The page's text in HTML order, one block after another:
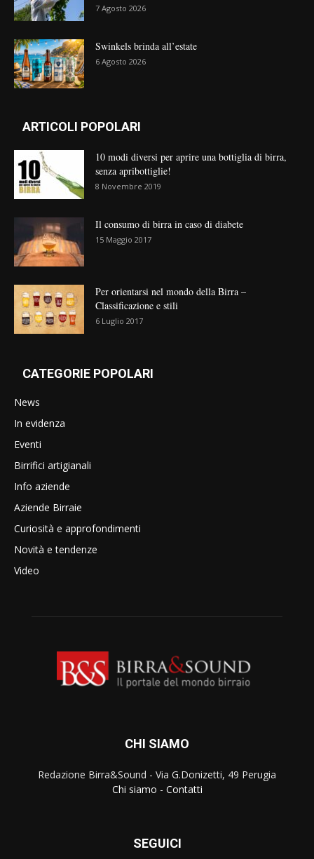
7 Agosto 2026
Swinkels brinda all’estate
6 Agosto 2026
ARTICOLI POPOLARI
10 modi diversi per aprire una bottiglia di birra,
senza apribottiglie!
8 Novembre 2019
Il consumo di birra in caso di diabete
15 Maggio 2017
Per orientarsi nel mondo della Birra –
Classificazione e stili
6 Luglio 2017
CATEGORIE POPOLARI
News
In evidenza
Eventi
Birrifici artigianali
Info aziende
Aziende Birraie
Curiosità e approfondimenti
Novità e tendenze
Video
CHI SIAMO
Redazione Birra&Sound - Via G.Donizetti, 49 Perugia
Chi siamo - Contatti
SEGUICI